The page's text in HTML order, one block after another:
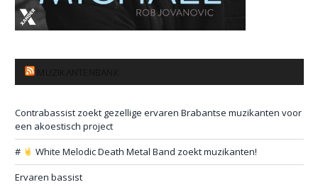
Contrabassist zoekt gezellige ervaren Brabantse muzikanten voor
een akoestisch project
#
White Melodic Death Metal Band zoekt muzikanten!
Ervaren bassist